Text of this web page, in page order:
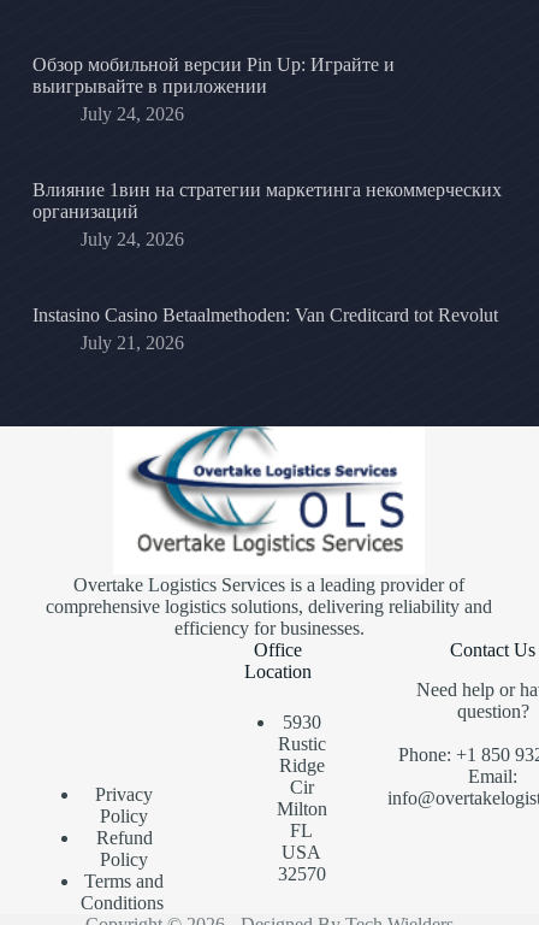
Обзор мобильной версии Pin Up: Играйте и
выигрывайте в приложении
July 24, 2026
Влияние 1вин на стратегии маркетинга некоммерческих
организаций
July 24, 2026
Instasino Casino Betaalmethoden: Van Creditcard tot Revolut
July 21, 2026
Overtake Logistics Services is a leading provider of
comprehensive logistics solutions, delivering reliability and
efficiency for businesses.
Privacy
Policy
Refund
Policy
Terms and
Conditions
Office
Location
5930
Rustic
Ridge
Cir
Milton
FL
USA
32570
Contact Us
Need help or
question?
Phone: +1 850
Email: